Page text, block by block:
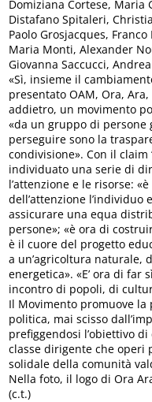
Domiziana Cortese, Maria
Distafano Spitaleri,
Paolo Grosjacques,
Maria Monti, Alexander
Giovanna Saccucci,
«Sì, insieme il
presentato OAM, Ora,
addietro, un movimento
«da un gruppo di
perseguire sono la
condivisione». Con il claim
individuato una serie di
l’attenzione e le risorse:
dell’attenzione l’individuo
assicurare una equa
persone»; «è ora di
è il cuore del progetto
a un’agricoltura naturale,
energetica». «E’ ora di far
incontro di popoli, di
Il Movimento promuove
politica, mai scisso
prefiggendosi l’obiettivo
classe dirigente che operi
solidale della comunità
Nella foto, il logo di Ora
(c.t.)